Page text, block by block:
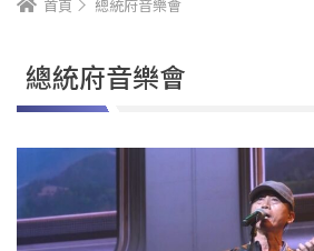
首頁 總統府音樂會
總統府音樂會